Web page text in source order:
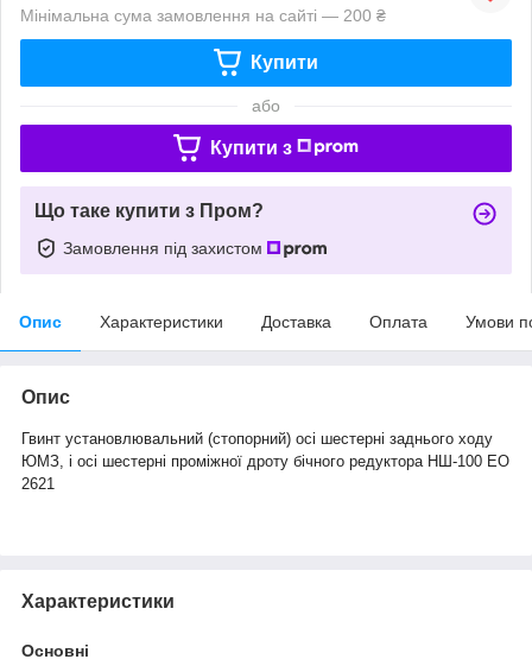
Мінімальна сума замовлення на сайті — 200 ₴
Купити
або
Купити з
Що таке купити з Пром?
Замовлення під захистом
Опис Характеристики Доставка Оплата Умови
Опис
Гвинт установлювальний (стопорний) осі шестерні заднього ходу
ЮМЗ, і осі шестерні проміжної дроту бічного редуктора НШ-100 ЕО
2621
Характеристики
Основні